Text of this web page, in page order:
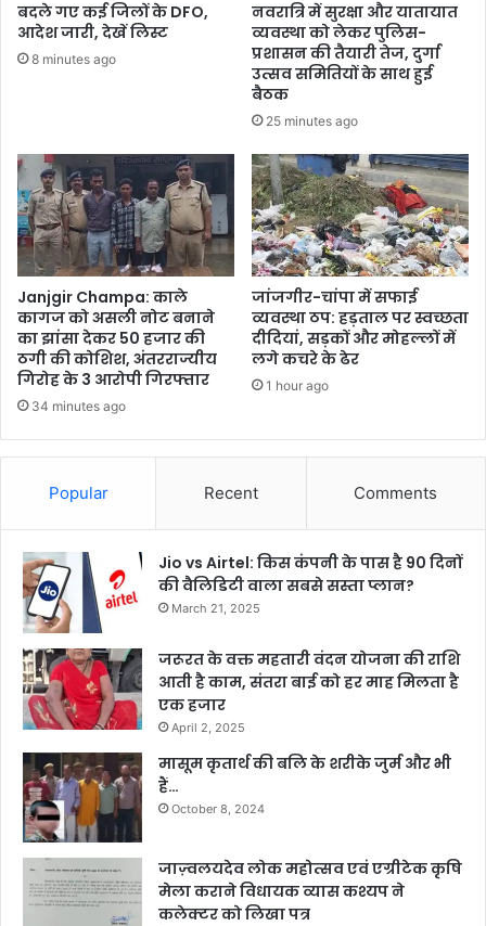
बदले गए कई जिलों के DFO,
आदेश जारी, देखें लिस्ट
8 minutes ago
नवरात्रि में सुरक्षा और यातायात
व्यवस्था को लेकर पुलिस-
प्रशासन की तैयारी तेज, दुर्गा
उत्सव समितियों के साथ हुई
बैठक
25 minutes ago
Janjgir Champa: काले
कागज को असली नोट बनाने
का झांसा देकर 50 हजार की
ठगी की कोशिश, अंतरराज्यीय
गिरोह के 3 आरोपी गिरफ्तार
34 minutes ago
जांजगीर-चांपा में सफाई
व्यवस्था ठप: हड़ताल पर स्वच्छता
दीदियां, सड़कों और मोहल्लों में
लगे कचरे के ढेर
1 hour ago
Popular Recent Comments
Jio vs Airtel: किस कंपनी के पास है 90 दिनों
की वैलिडिटी वाला सबसे सस्ता प्लान?
March 21, 2025
जरूरत के वक्त महतारी वंदन योजना की राशि
आती है काम, संतरा बाई को हर माह मिलता है
एक हजार
April 2, 2025
मासूम कृतार्थ की बलि के शरीके जुर्म और भी
हैं…
October 8, 2024
जाज़्वलयदेव लोक महोत्सव एवं एग्रीटेक कृषि
मेला कराने विधायक व्यास कश्यप ने
कलेक्टर को लिखा पत्र